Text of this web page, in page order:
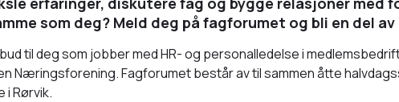
som deg? Meld deg på fagforumet og bli en del
til deg som jobber med HR- og personalledelse i
Næringsforening. Fagforumet består av til sammen åtte
Rørvik.